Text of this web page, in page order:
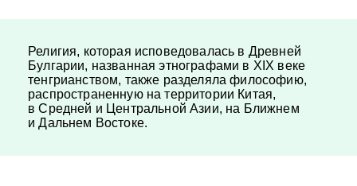
Религия, которая исповедовалась в Древней
Булгарии, названная этнографами в XIX веке
тенгрианством, также разделяла философию,
распространенную на территории Китая,
в Средней и Центральной Азии, на Ближнем
и Дальнем Востоке.